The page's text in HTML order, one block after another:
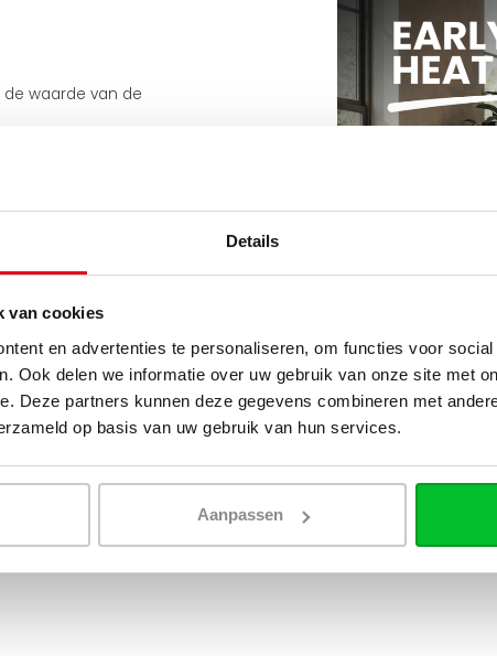
Details
van cookies
en advertenties te personaliseren, om functies voor
Ook delen we informatie over uw gebruik van onze site met
Deze partners kunnen deze gegevens combineren met
op basis van uw gebruik van hun services.
Aanpassen
waarde van de